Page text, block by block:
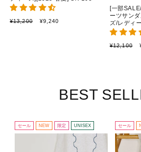
通
¥13,200
セ
¥9,240
[一部
ーツサン
ズ/レディ
通
¥12,100
BEST
セール NEW 限定 UNISEX セール